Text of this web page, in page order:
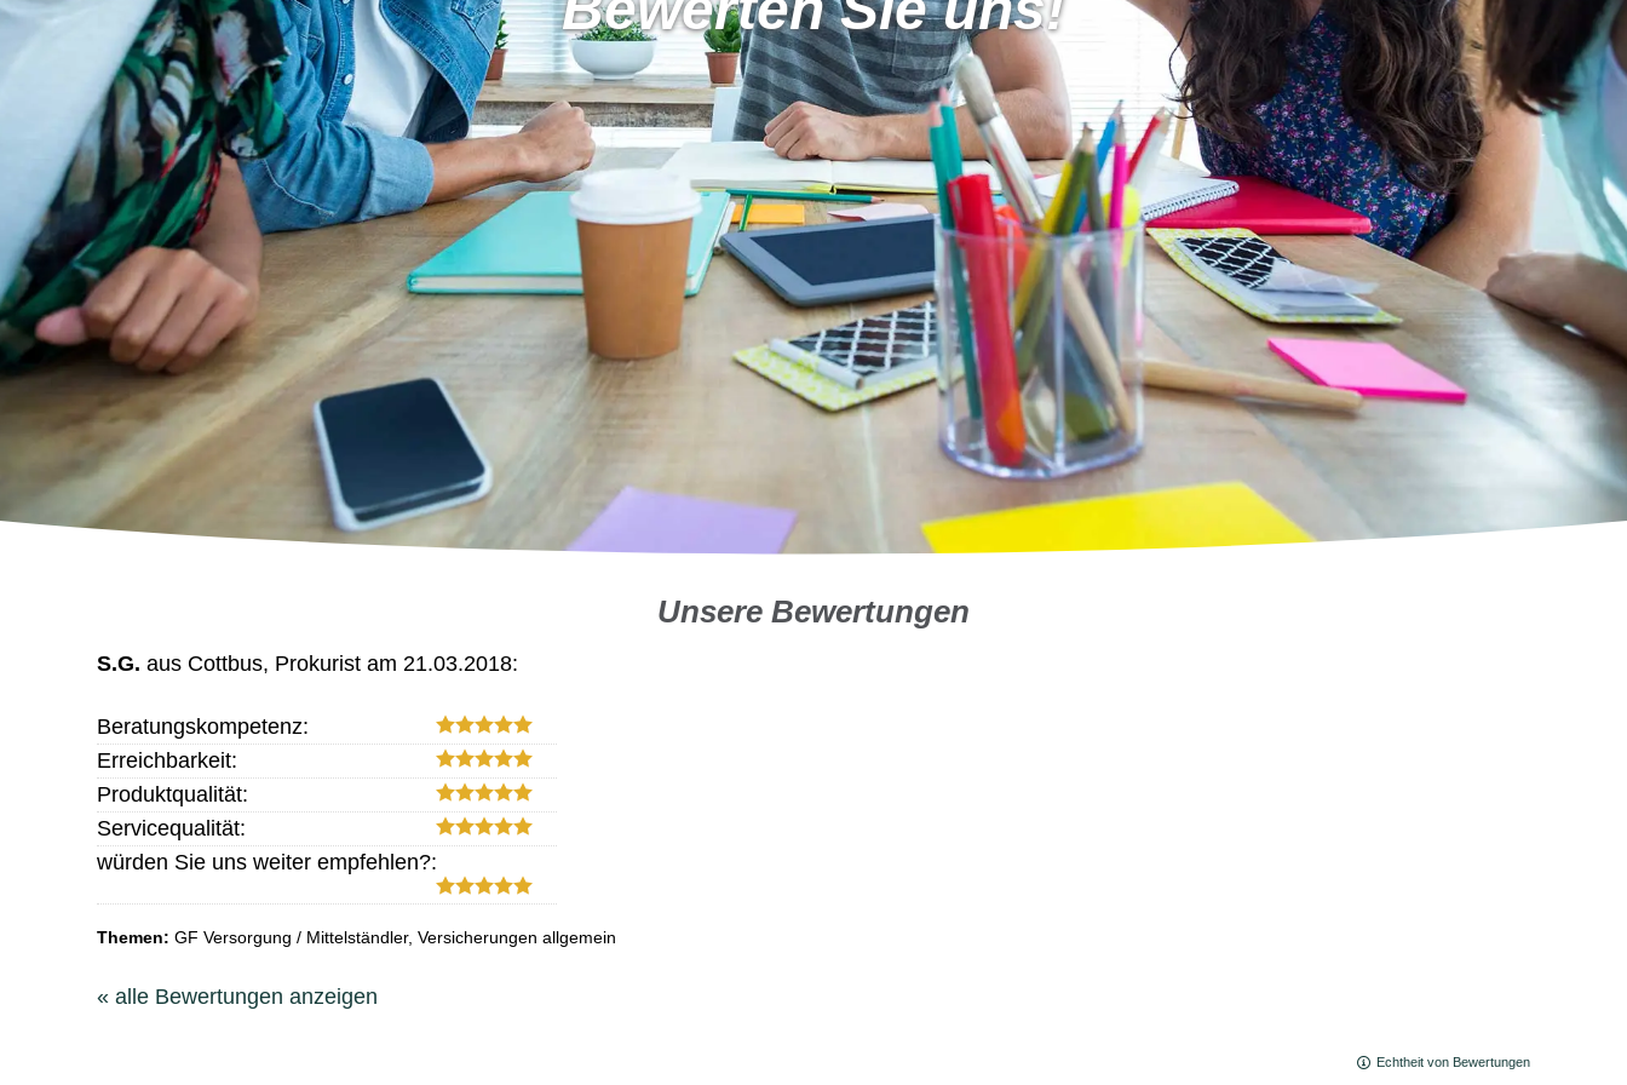
Unsere Bewertungen
S.G. aus Cottbus, Prokurist am 21.03.2018:
Beratungskompetenz:
Erreichbarkeit:
Produktqualität:
Servicequalität:
würden Sie uns weiter empfehlen?:
Themen: GF Versorgung / Mittelständler, Versicherungen allgemein
« alle Bewertungen anzeigen
Echtheit von Bewertungen